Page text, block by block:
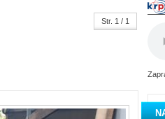
Str. 1 / 1